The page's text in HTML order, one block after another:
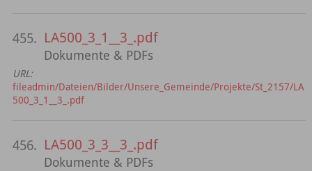
455. LA500_3_1__3_.pdf
Dokumente & PDFs
URL:
fileadmin/Dateien/Bilder/Unsere_Gemeinde/Projekte/St_2157/LA
500_3_1__3_.pdf
456. LA500_3_3__3_.pdf
Dokumente & PDFs